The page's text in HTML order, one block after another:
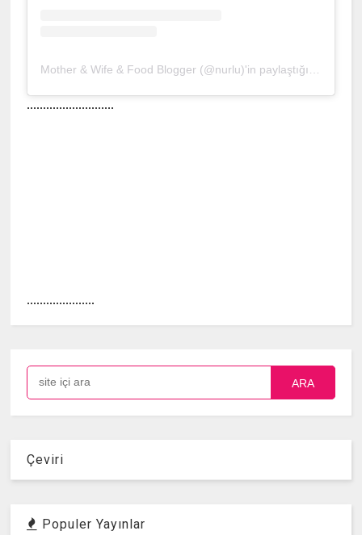
...........................
.....................
ARA
Çeviri
Populer Yayınlar